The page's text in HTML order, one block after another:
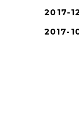
2017-12
2017-10